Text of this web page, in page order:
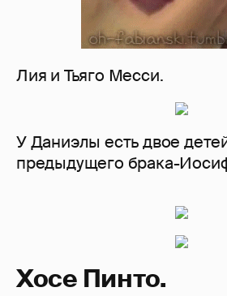
Лия и Тьяго Месси.
У Даниэлы есть двое
предыдущего брака-
Хосе Пинто.